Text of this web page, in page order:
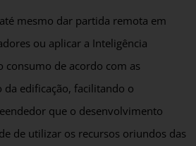
mesmo dar partida remota em
ou aplicar a Inteligência
de acordo com as
edificação, facilitando o
que o desenvolvimento
de utilizar os recursos oriundos das